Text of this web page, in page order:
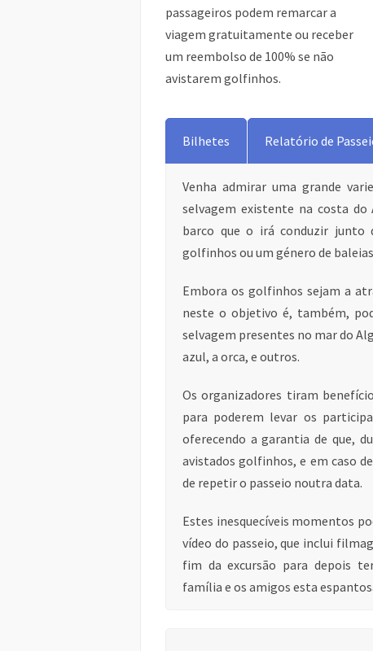
passageiros podem remarcar a
viagem gratuitamente ou receber
um reembolso de 100% se não
avistarem golfinhos.
Bilhetes Relatório de
Venha admirar uma grande
selvagem existente na costa do
barco que o irá conduzir junto
golfinhos ou um género de
Embora os golfinhos sejam a
neste o objetivo é, também,
selvagem presentes no mar do
azul, a orca, e outros.
Os organizadores tiram
para poderem levar os
oferecendo a garantia de que,
avistados golfinhos, e em caso
de repetir o passeio noutra data.
Estes inesquecíveis momentos
vídeo do passeio, que inclui
fim da excursão para depois
família e os amigos esta